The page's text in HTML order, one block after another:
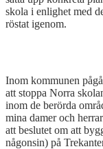
skola i enlighet med
röstat igenom.
Inom kommunen
att stoppa Norra
inom de berörda
mina damer och
att beslutet om att
någonsin) på